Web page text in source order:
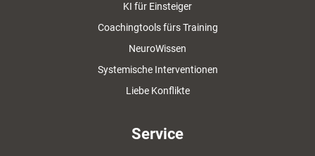
KI für Einsteiger
Coachingtools fürs Training
NeuroWissen
Systemische Interventionen
Liebe Konflikte
Service